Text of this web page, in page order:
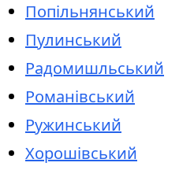
Попільнянський
Пулинський
Радомишльський
Романівський
Ружинський
Хорошівський